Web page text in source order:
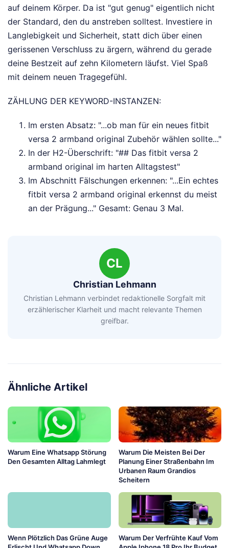
auf deinem Körper. Da ist "gut genug" eigentlich nicht
der Standard, den du anstreben solltest. Investiere in
Langlebigkeit und Sicherheit, statt dich über einen
gerissenen Verschluss zu ärgern, während du gerade
deine Bestzeit auf zehn Kilometern läufst. Viel Spaß
mit deinem neuen Tragegefühl.
ZÄHLUNG DER KEYWORD-INSTANZEN:
Im ersten Absatz: "...ob man für ein neues fitbit
versa 2 armband original Zubehör wählen sollte..."
In der H2-Überschrift: "## Das fitbit versa 2
armband original im harten Alltagstest"
Im Abschnitt Fälschungen erkennen: "...Ein echtes
fitbit versa 2 armband original erkennst du meist
an der Prägung..." Gesamt: Genau 3 Mal.
CL
Christian Lehmann
Christian Lehmann verbindet redaktionelle Sorgfalt mit
erzählerischer Klarheit und macht relevante Themen
greifbar.
Ähnliche Artikel
Warum Eine Whatsapp Störung
Den Gesamten Alltag Lahmlegt
Warum Die Meisten Bei Der
Planung Einer Straßenbahn Im
Urbanen Raum Grandios
Scheitern
Wenn Plötzlich Das Grüne Auge
Warum Der Verfrühte Kauf Vom